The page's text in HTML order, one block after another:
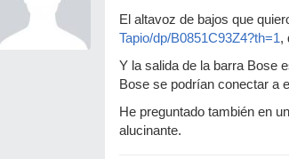
El altavoz de bajos que
Tapio/dp/B0851C93Z4?th=1,
Y la salida de la barra Bose
Bose se podrían conectar a
He preguntado también en
alucinante.